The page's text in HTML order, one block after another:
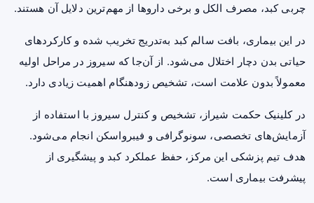
چربی کبد، مصرف الکل و برخی داروها از مهم‌ترین دلایل آن هستند.
در این بیماری، بافت سالم کبد به‌تدریج تخریب شده و کارکردهای
حیاتی بدن دچار اختلال می‌شود. از آن‌جا که سیروز در مراحل اولیه
معمولاً بدون علامت است، تشخیص زودهنگام اهمیت زیادی دارد.
در کلینیک حکمت شیراز، تشخیص و کنترل سیروز با استفاده از
آزمایش‌های تخصصی، سونوگرافی و فیبرو‌اسکن انجام می‌شود.
هدف تیم پزشکی این مرکز، حفظ عملکرد کبد و پیشگیری از
پیشرفت بیماری است.